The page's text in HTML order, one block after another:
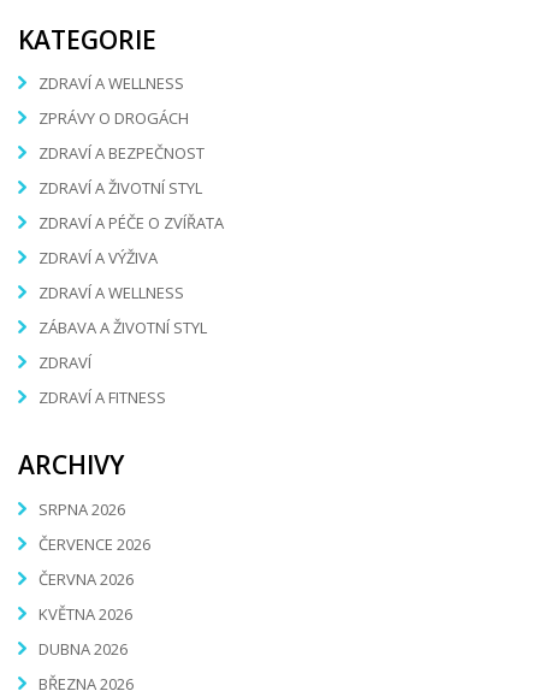
KATEGORIE
ZDRAVÍ A WELLNESS
ZPRÁVY O DROGÁCH
ZDRAVÍ A BEZPEČNOST
ZDRAVÍ A ŽIVOTNÍ STYL
ZDRAVÍ A PÉČE O ZVÍŘATA
ZDRAVÍ A VÝŽIVA
ZDRAVÍ A WELLNESS
ZÁBAVA A ŽIVOTNÍ STYL
ZDRAVÍ
ZDRAVÍ A FITNESS
ARCHIVY
SRPNA 2026
ČERVENCE 2026
ČERVNA 2026
KVĚTNA 2026
DUBNA 2026
BŘEZNA 2026